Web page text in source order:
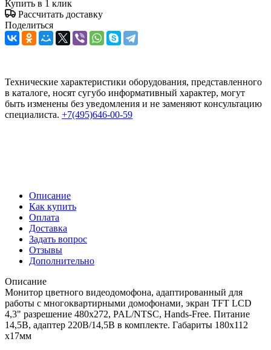
Купить в 1 клик
Рассчитать доставку
Поделиться
Технические характеристики оборудования, представленного
в каталоге, носят сугубо информативный характер, могут
быть изменены без уведомления и не заменяют консультацию
специалиста. +7(495)646-00-59
Описание
Как купить
Оплата
Доставка
Задать вопрос
Отзывы
Дополнительно
Описание
Монитор цветного видеодомофона, адаптированный для
работы с многоквартирными домофонами, экран TFT LCD
4,3" разрешение 480x272, PAL/NTSC, Hands-Free. Питание
14,5В, адаптер 220В/14,5В в комплекте. Габариты 180х112
х17мм